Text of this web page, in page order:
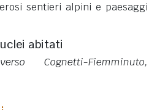
sentieri alpini e paesaggi
abitati
Cognetti-Fiemminuto,